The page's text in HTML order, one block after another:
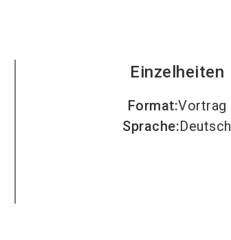
Einzelheiten
Format:Vortrag
Sprache:Deutsch